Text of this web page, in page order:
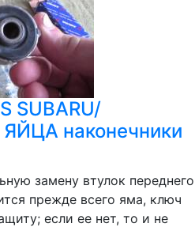
SUBARU/
наконечники
замену втулок переднего
прежде всего яма, ключ
если ее нет, то и не